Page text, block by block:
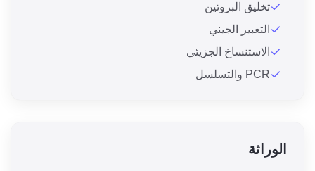
تخليق البروتين
التعبير الجيني
الاستنساخ الجزيئي
PCR والتسلسل
الوراثة